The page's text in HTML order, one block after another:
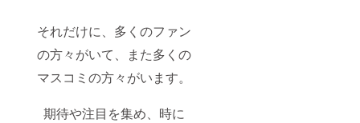
それだけに、多くのファン
の方々がいて、また多くの
マスコミの方々がいます。
期待や注目を集め、時に